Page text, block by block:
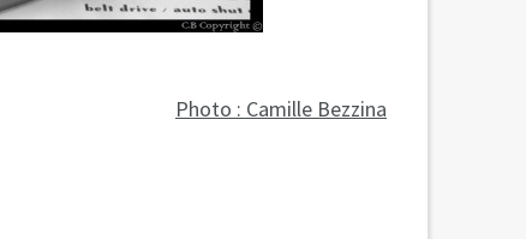
Photo : Camille Bezzina